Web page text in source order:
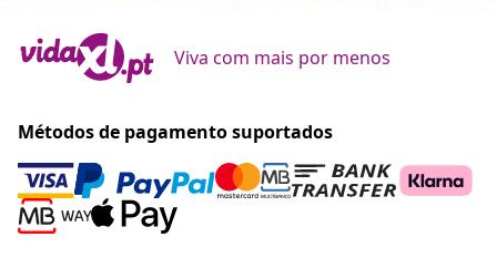
Viva com mais por menos
Métodos de pagamento suportados